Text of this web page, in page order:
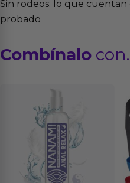
Sin rodeos: lo que cuentan
probado
Combínalo